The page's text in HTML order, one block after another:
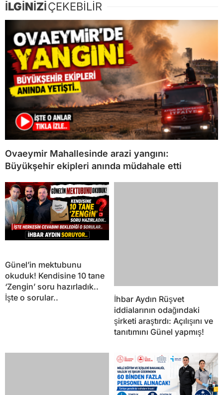
İLGİNİZİÇEKEBİLİR
Ovaeymir Mahallesinde arazi yangını:
Büyükşehir ekipleri anında müdahale etti
Günel’in mektubunu
okuduk! Kendisine 10 tane
‘Zengin’ soru hazırladık..
İşte o sorular..
şirketi araştırdı: Açılışını ve
tanıtımını Günel yapmış!